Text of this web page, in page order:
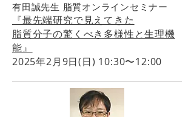
有田誠先生 脂質オンラインセミナー
『最先端研究で見えてきた
脂質分子の驚くべき多様性と生理機
能』
2025年2月9日(日) 10:30〜12:00